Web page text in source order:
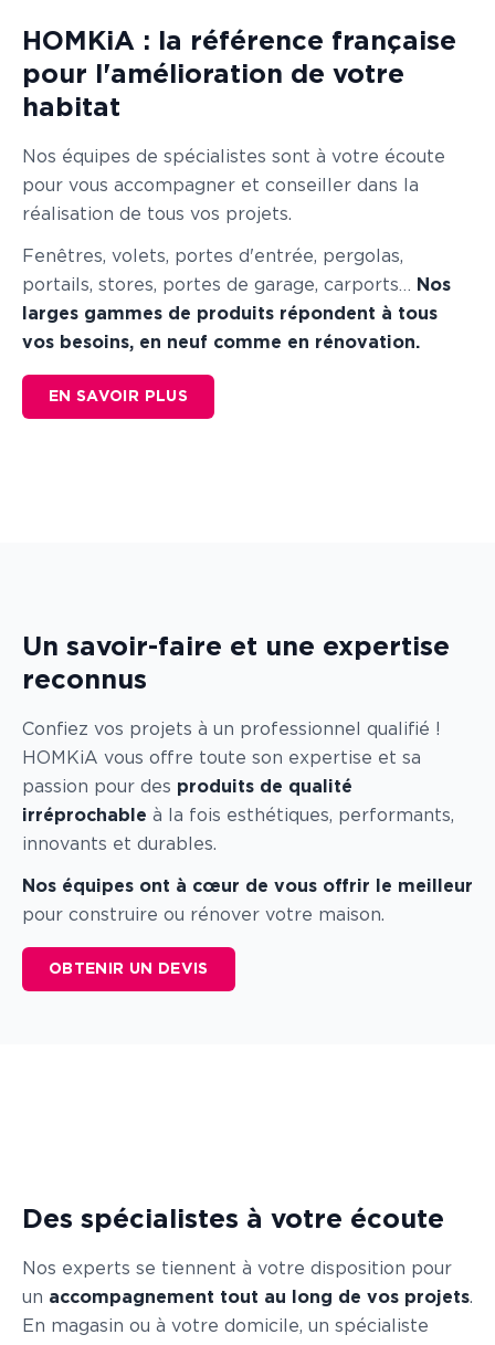
HOMKiA : la référence française
pour l'amélioration de votre
habitat
Nos équipes de spécialistes sont à votre écoute
pour vous accompagner et conseiller dans la
réalisation de tous vos projets.
Fenêtres, volets, portes d'entrée, pergolas,
portails, stores, portes de garage, carports… Nos
larges gammes de produits répondent à tous
vos besoins, en neuf comme en rénovation.
EN SAVOIR PLUS
Un savoir-faire et une expertise
reconnus
Confiez vos projets à un professionnel qualifié !
HOMKiA vous offre toute son expertise et sa
passion pour des produits de qualité
irréprochable à la fois esthétiques, performants,
innovants et durables.
Nos équipes ont à cœur de vous offrir le meilleur
pour construire ou rénover votre maison.
OBTENIR UN DEVIS
Des spécialistes à votre écoute
Nos experts se tiennent à votre disposition pour
un accompagnement tout au long de vos projets.
En magasin ou à votre domicile, un spécialiste